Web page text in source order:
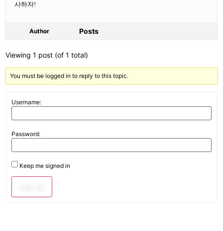
사하자!
Author Posts
Viewing 1 post (of 1 total)
You must be logged in to reply to this topic.
Username:
Password:
Keep me signed in